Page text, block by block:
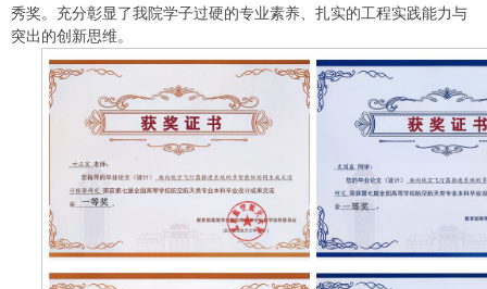
秀奖。充分彰显了我院学子过硬的专业素养、扎实的工程实践能力与
突出的创新思维。